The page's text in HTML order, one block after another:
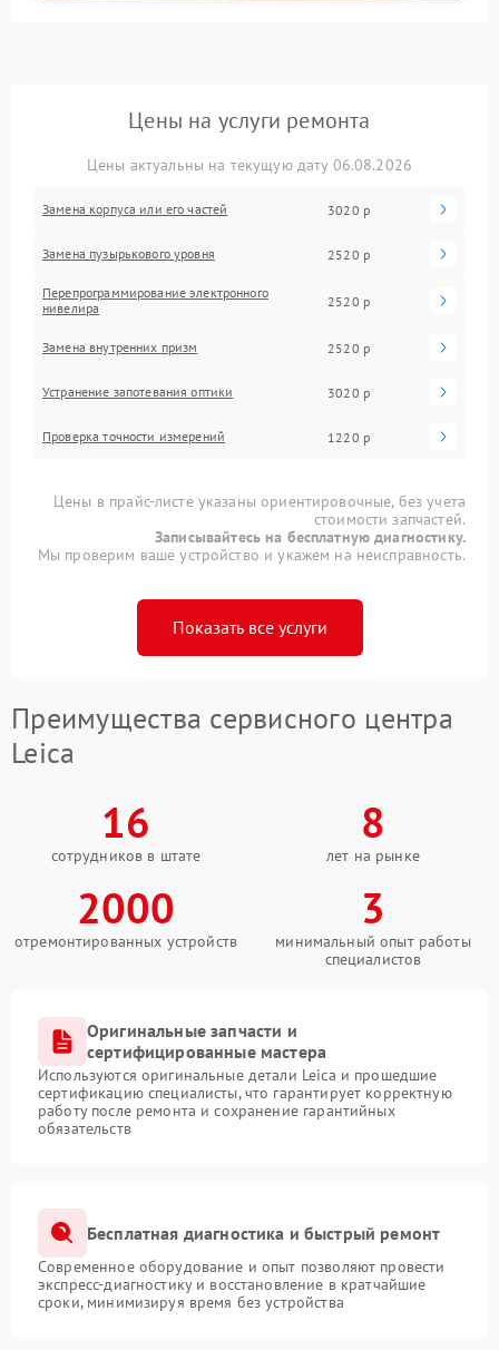
Цены на услуги ремонта
Цены актуальны на текущую дату 06.08.2026
Замена корпуса или его частей 3020 р
Замена пузырькового уровня 2520 р
Перепрограммирование электронного
нивелира
2520 р
Замена внутренних призм 2520 р
Устранение запотевания оптики 3020 р
Проверка точности измерений 1220 р
Цены в прайс-листе указаны ориентировочные, без учета
стоимости запчастей.
Записывайтесь на бесплатную диагностику.
Мы проверим ваше устройство и укажем на неисправность.
Показать все услуги
Преимущества сервисного центра
Leica
16
сотрудников в штате
8
лет на рынке
2000
отремонтированных устройств
3
минимальный опыт работы
специалистов
Оригинальные запчасти и
сертифицированные мастера
Используются оригинальные детали Leica и прошедшие
сертификацию специалисты, что гарантирует корректную
работу после ремонта и сохранение гарантийных
обязательств
Бесплатная диагностика и быстрый ремонт
Современное оборудование и опыт позволяют провести
экспресс-диагностику и восстановление в кратчайшие
сроки, минимизируя время без устройства